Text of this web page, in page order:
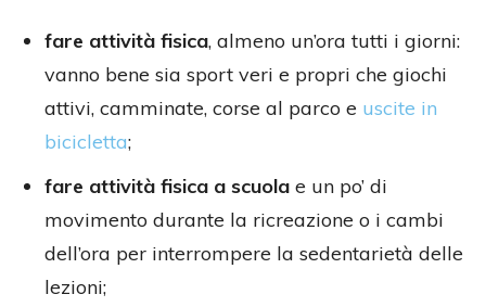
fare attività fisica, almeno un’ora tutti i giorni:
vanno bene sia sport veri e propri che giochi
attivi, camminate, corse al parco e uscite in
bicicletta;
fare attività fisica a scuola e un po’ di
movimento durante la ricreazione o i cambi
dell’ora per interrompere la sedentarietà delle
lezioni;